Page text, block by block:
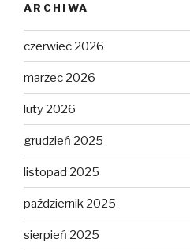
ARCHIWA
czerwiec 2026
marzec 2026
luty 2026
grudzień 2025
listopad 2025
październik 2025
sierpień 2025